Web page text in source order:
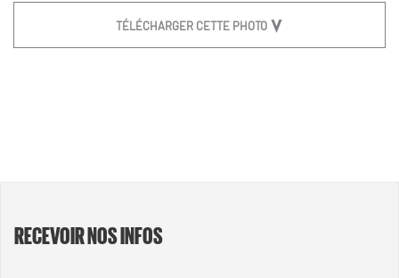
TÉLÉCHARGER CETTE PHOTO
RECEVOIR NOS INFOS